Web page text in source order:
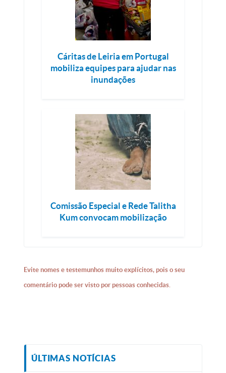
Cáritas de Leiria em Portugal
mobiliza equipes para ajudar nas
inundações
Comissão Especial e Rede Talitha
Kum convocam mobilização
Evite nomes e testemunhos muito explícitos, pois o seu
comentário pode ser visto por pessoas conhecidas.
ÚLTIMAS NOTÍCIAS